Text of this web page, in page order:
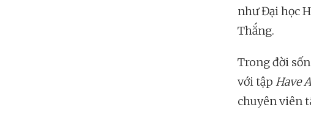
như Đại học
Thắng.
Trong đời
với tập Have
chuyên viên